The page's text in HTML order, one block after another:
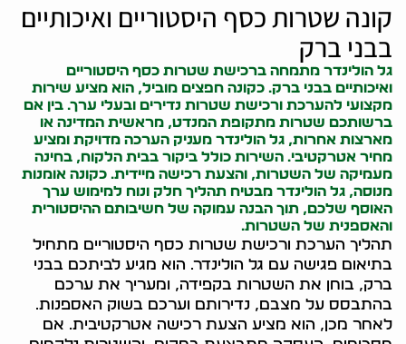
קונה שטרות כסף היסטוריים ואיכותיים
בבני ברק
גל הולינדר מתמחה ברכישת שטרות כסף היסטוריים
ואיכותיים בבני ברק. כקונה חפצים מוביל, הוא מציע שירות
מקצועי להערכת ורכישת שטרות נדירים ובעלי ערך. בין אם
ברשותכם שטרות מתקופת המנדט, מראשית המדינה או
מארצות אחרות, גל הולינדר מעניק הערכה מדויקת ומציע
מחיר אטרקטיבי. השירות כולל ביקור בבית הלקוח, בחינה
מעמיקה של השטרות, והצעת רכישה מיידית. כקונה אומנות
מנוסה, גל הולינדר מבטיח תהליך חלק ונוח למימוש ערך
האוסף שלכם, תוך הבנה עמוקה של חשיבותם ההיסטורית
והאספנית של השטרות.
תהליך הערכת ורכישת שטרות כסף היסטוריים מתחיל
בתיאום פגישה עם גל הולינדר. הוא מגיע לביתכם בבני
ברק, בוחן את השטרות בקפידה, ומעריך את ערכם
בהתבסס על מצבם, נדירותם וערכם בשוק האספנות.
לאחר מכן, הוא מציע הצעת רכישה אטרקטיבית. אם